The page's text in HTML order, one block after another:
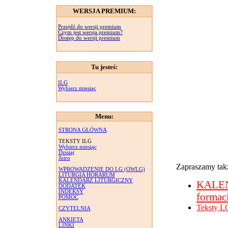
WERSJA PREMIUM:
Przejdź do wersji premium
Czym jest wersja premium?
Dostęp do wersji premium
Tu jesteś:
ILG
Wybierz miesiąc
Menu:
STRONA GŁÓWNA
TEKSTY ILG
Wybierz miesiąc
Dzisiaj
Jutro
WPROWADZENIE DO LG (OWLG)
LITURGIA HORARUM
KALENDARZ LITURGICZNY
DODATEK
INDEKSY
POMOC
CZYTELNIA
ANKIETA
LINKI
Zapraszamy
Teksty